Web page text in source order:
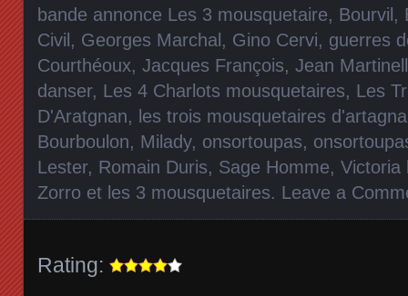
bande annonce Les 3 mousquetaire, Bourvil,
Civil, Georges Marchal, Gino Cervi, guerres
Courthéoux, Jacques François, Jean
danser, Les 4 Charlots mousquetaires, Les
D'Aratgnan, les trois mousquetaires
Bourboulon, Milady, onsortoupas,
Lester, Romain Duris, Sage Homme, Victoria
Zorro et les 3 mousquetaires. Leave a
Rating: